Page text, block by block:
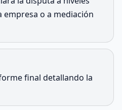
o a mediación
final detallando la